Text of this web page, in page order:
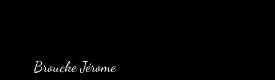
Broucke Jérome